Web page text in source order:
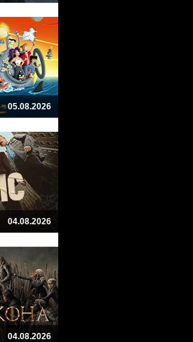
05.08.2026
04.08.2026
04.08.2026